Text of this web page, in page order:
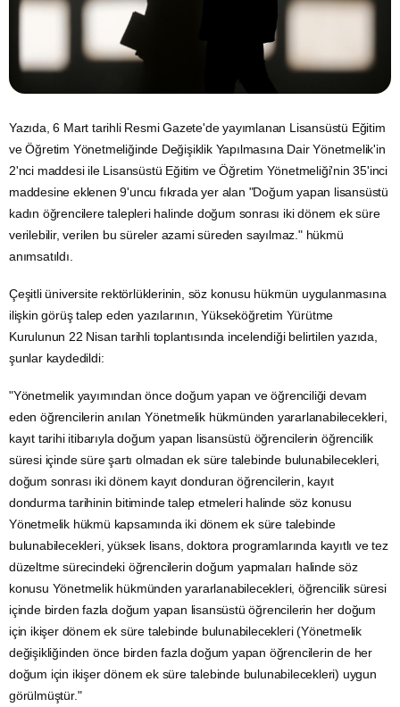
Yazıda, 6 Mart tarihli Resmi Gazete'de yayımlanan Lisansüstü Eğitim
ve Öğretim Yönetmeliğinde Değişiklik Yapılmasına Dair Yönetmelik'in
2'nci maddesi ile Lisansüstü Eğitim ve Öğretim Yönetmeliği'nin 35'inci
maddesine eklenen 9'uncu fıkrada yer alan "Doğum yapan lisansüstü
kadın öğrencilere talepleri halinde doğum sonrası iki dönem ek süre
verilebilir, verilen bu süreler azami süreden sayılmaz." hükmü
anımsatıldı.
Çeşitli üniversite rektörlüklerinin, söz konusu hükmün uygulanmasına
ilişkin görüş talep eden yazılarının, Yükseköğretim Yürütme
Kurulunun 22 Nisan tarihli toplantısında incelendiği belirtilen yazıda,
şunlar kaydedildi:
"Yönetmelik yayımından önce doğum yapan ve öğrenciliği devam
eden öğrencilerin anılan Yönetmelik hükmünden yararlanabilecekleri,
kayıt tarihi itibarıyla doğum yapan lisansüstü öğrencilerin öğrencilik
süresi içinde süre şartı olmadan ek süre talebinde bulunabilecekleri,
doğum sonrası iki dönem kayıt donduran öğrencilerin, kayıt
dondurma tarihinin bitiminde talep etmeleri halinde söz konusu
Yönetmelik hükmü kapsamında iki dönem ek süre talebinde
bulunabilecekleri, yüksek lisans, doktora programlarında kayıtlı ve tez
düzeltme sürecindeki öğrencilerin doğum yapmaları halinde söz
konusu Yönetmelik hükmünden yararlanabilecekleri, öğrencilik süresi
içinde birden fazla doğum yapan lisansüstü öğrencilerin her doğum
için ikişer dönem ek süre talebinde bulunabilecekleri (Yönetmelik
değişikliğinden önce birden fazla doğum yapan öğrencilerin de her
doğum için ikişer dönem ek süre talebinde bulunabilecekleri) uygun
görülmüştür."